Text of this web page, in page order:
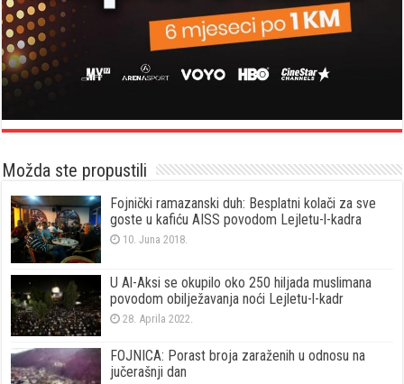
Možda ste propustili
Fojnički ramazanski duh: Besplatni kolači za sve
goste u kafiću AISS povodom Lejletu-l-kadra
10. Juna 2018.
U Al-Aksi se okupilo oko 250 hiljada muslimana
povodom obilježavanja noći Lejletu-l-kadr
28. Aprila 2022.
FOJNICA: Porast broja zaraženih u odnosu na
jučerašnji dan